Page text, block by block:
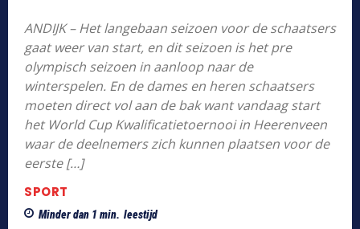
ANDIJK – Het langebaan seizoen voor de schaatsers
gaat weer van start, en dit seizoen is het pre
olympisch seizoen in aanloop naar de
winterspelen. En de dames en heren schaatsers
moeten direct vol aan de bak want vandaag start
het World Cup Kwalificatietoernooi in Heerenveen
waar de deelnemers zich kunnen plaatsen voor de
eerste […]
SPORT
Minder dan 1 min. leestijd